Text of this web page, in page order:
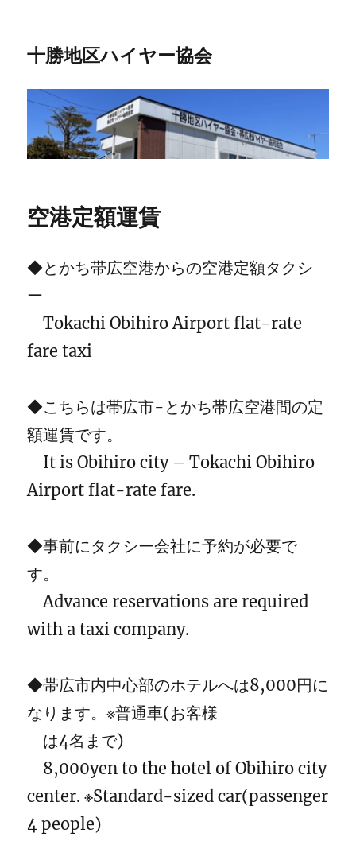
十勝地区ハイヤー協会
空港定額運賃
◆とかち帯広空港からの空港定額タクシ
ー
Tokachi Obihiro Airport flat-rate
fare taxi
◆こちらは帯広市-とかち帯広空港間の定
額運賃です。
It is Obihiro city – Tokachi Obihiro
Airport flat-rate fare.
◆事前にタクシー会社に予約が必要で
す。
Advance reservations are required
with a taxi company.
◆帯広市内中心部のホテルへは8,000円に
なります。※普通車(お客様
は4名まで)
8,000yen to the hotel of Obihiro city
center. ※Standard-sized car(passenger
4 people)